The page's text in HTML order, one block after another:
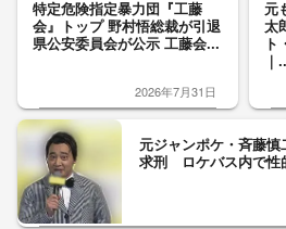
特定危険指定暴力団『工藤
会』トップ 野村悟総裁が引退
県公安委員会が公示 工藤会...
2026年7月31日
元
太
ト
｜
元ジャンポケ・斉藤慎
求刑 ロケバス内で